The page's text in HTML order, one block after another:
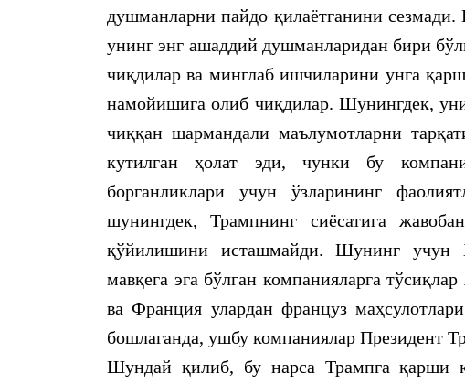
душманларни пайдо қилаётганини
унинг энг ашаддий душманларидан бири
чиқдилар ва минглаб ишчиларини унга
намойишига олиб чиқдилар. Шунингдек,
чиққан шармандали маълумотларни
кутилган ҳолат эди, чунки бу
борганликлари учун ўзларининг
шунингдек, Трампнинг сиёсатига
қўйилишини исташмайди. Шунинг учун
мавқега эга бўлган компанияларга
ва Франция улардан француз
бошлаганда, ушбу компаниялар Президент
Шундай қилиб, бу нарса Трампга қарши